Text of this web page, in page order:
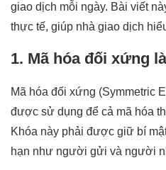
giao dịch mỗi ngày. Bài viết
thực tế, giúp nhà giao dịch
1. Mã hóa đối xứng
Mã hóa đối xứng (Symmetric
được sử dụng để cả mã hóa
Khóa này phải được giữ bí
hạn như người gửi và người